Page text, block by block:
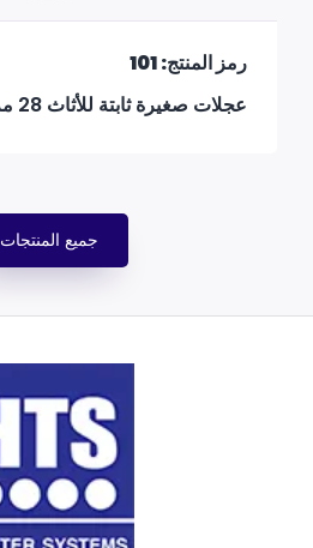
رمز المنتج: 101
عجلات صغيرة ثابتة للأثاث 28 مم
جميع المنتجات